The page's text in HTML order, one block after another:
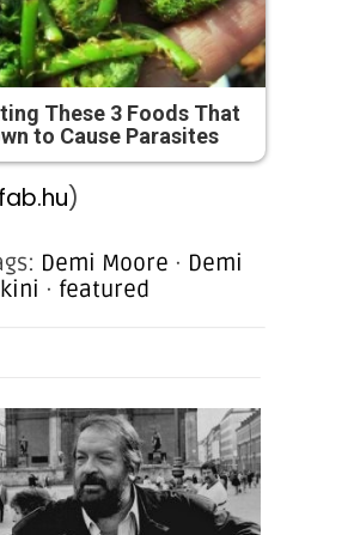
These 3 Foods That
to Cause Parasites
)
Demi Moore · Demi
· featured